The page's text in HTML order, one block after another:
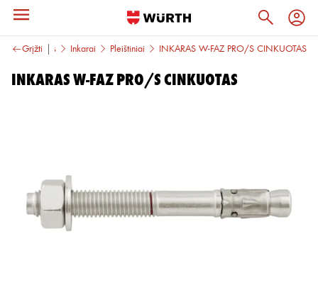
Grįžti
montavimas Inkarai Pleištiniai INKARAS W-FAZ PRO/S CINKUOTAS
INKARAS W-FAZ PRO/S CINKUOTAS